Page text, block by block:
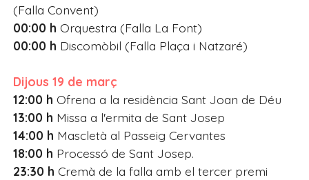
(Falla Convent)
00:00 h Orquestra (Falla La Font)
00:00 h Discomòbil (Falla Plaça i Natzaré)
Dijous 19 de març
12:00 h Ofrena a la residència Sant Joan de Déu
13:00 h Missa a l'ermita de Sant Josep
14:00 h Mascletà al Passeig Cervantes
18:00 h Processó de Sant Josep.
23:30 h Cremà de la falla amb el tercer premi